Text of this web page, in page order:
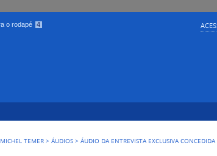
o rodapé 4
MICHEL TEMER >ÁUDIOS >ÁUDIO DA ENTREVISTA EXCLUSIVA